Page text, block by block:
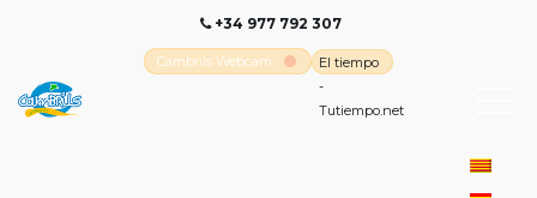
+34 977 792 307
Cambrils Webcam
El tiempo
-
Tutiempo.net